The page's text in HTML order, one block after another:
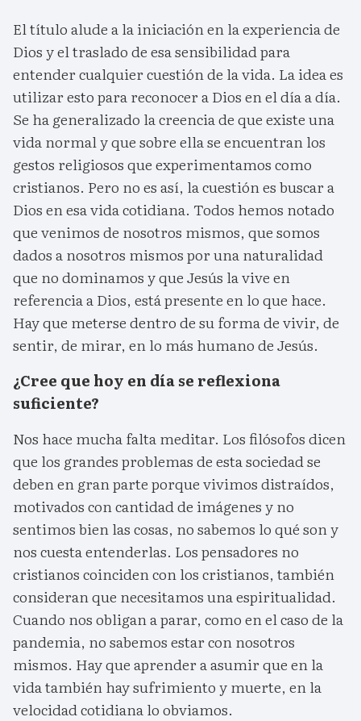
El título alude a la iniciación en la experiencia de
Dios y el traslado de esa sensibilidad para
entender cualquier cuestión de la vida. La idea es
utilizar esto para reconocer a Dios en el día a día.
Se ha generalizado la creencia de que existe una
vida normal y que sobre ella se encuentran los
gestos religiosos que experimentamos como
cristianos. Pero no es así, la cuestión es buscar a
Dios en esa vida cotidiana. Todos hemos notado
que venimos de nosotros mismos, que somos
dados a nosotros mismos por una naturalidad
que no dominamos y que Jesús la vive en
referencia a Dios, está presente en lo que hace.
Hay que meterse dentro de su forma de vivir, de
sentir, de mirar, en lo más humano de Jesús.
¿Cree que hoy en día se reflexiona
suficiente?
Nos hace mucha falta meditar. Los filósofos dicen
que los grandes problemas de esta sociedad se
deben en gran parte porque vivimos distraídos,
motivados con cantidad de imágenes y no
sentimos bien las cosas, no sabemos lo qué son y
nos cuesta entenderlas. Los pensadores no
cristianos coinciden con los cristianos, también
consideran que necesitamos una espiritualidad.
Cuando nos obligan a parar, como en el caso de la
pandemia, no sabemos estar con nosotros
mismos. Hay que aprender a asumir que en la
vida también hay sufrimiento y muerte, en la
velocidad cotidiana lo obviamos.